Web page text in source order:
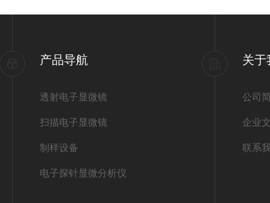
产品导航
透射电子显微镜
扫描电子显微镜
制样设备
电子探针显微分析仪
关于
公司
企业
联系